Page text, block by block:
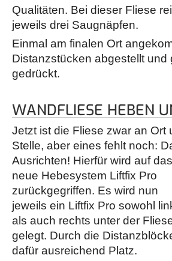
Qualitäten. Bei dieser Fliese
jeweils drei Saugnäpfen.
Einmal am finalen Ort
Distanzstücken abgestellt
gedrückt.
WANDFLIESE HEBEN
Jetzt ist die Fliese zwar an Ort
Stelle, aber eines fehlt noch:
Ausrichten! Hierfür wird auf das
neue Hebesystem Liftfix Pro
zurückgegriffen. Es wird nun
jeweils ein Liftfix Pro sowohl
als auch rechts unter der
gelegt. Durch die
dafür ausreichend Platz.